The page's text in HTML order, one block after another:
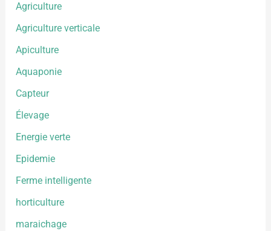
Agriculture
Agriculture verticale
Apiculture
Aquaponie
Capteur
Élevage
Energie verte
Epidemie
Ferme intelligente
horticulture
maraichage